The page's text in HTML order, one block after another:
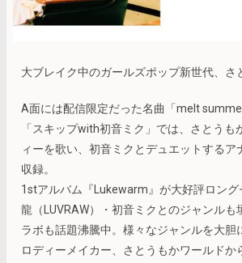
大ブレイク中のガールズポップ新世代、さ
A面には配信限定だった名曲「melt
「スキップwith初音ミク」では、さとうも
ィーを歌い、初音ミクとデュエットするア
収録。
1stアルバム『Lukewarm』が大好評ロング
龍（LUVRAW）・初音ミクとのジャンルも
ラボも話題沸騰中。様々なジャンルを大胆
ロディーメイカー、さとうもかワールドか